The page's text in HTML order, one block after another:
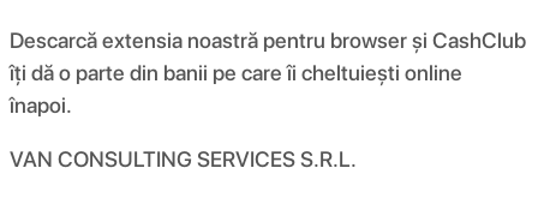
Descarcă extensia noastră pentru browser și CashClub
îți dă o parte din banii pe care îi cheltuiești online
înapoi.
VAN CONSULTING SERVICES S.R.L.